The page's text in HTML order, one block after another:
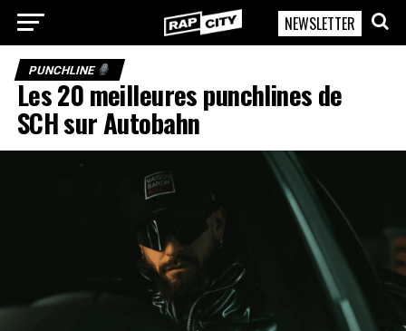
RapCity
NEWSLETTER
PUNCHLINE
Les 20 meilleures punchlines de
SCH sur Autobahn